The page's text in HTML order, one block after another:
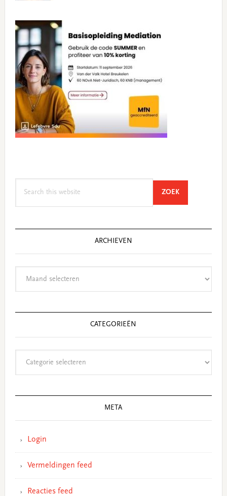
ZOEKSEARCH
ARCHIEVEN
CATEGORIEËN
META
Login
Vermeldingen feed
Reacties feed